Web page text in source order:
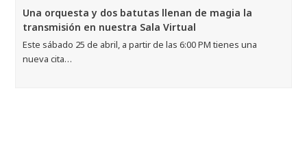
Una orquesta y dos batutas llenan de magia la
transmisión en nuestra Sala Virtual
Este sábado 25 de abril, a partir de las 6:00 PM tienes una
nueva cita…